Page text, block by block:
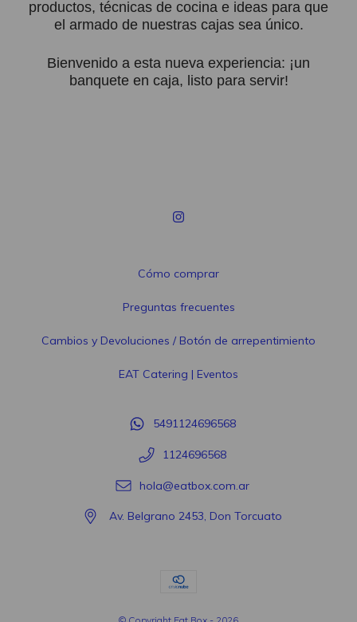
productos, técnicas de cocina e ideas para que
el armado de nuestras cajas sea único.
Bienvenido a esta nueva experiencia: ¡un
banquete en caja, listo para servir!
Cómo comprar
Preguntas frecuentes
Cambios y Devoluciones / Botón de arrepentimiento
EAT Catering | Eventos
5491124696568
1124696568
hola@eatbox.com.ar
Av. Belgrano 2453, Don Torcuato